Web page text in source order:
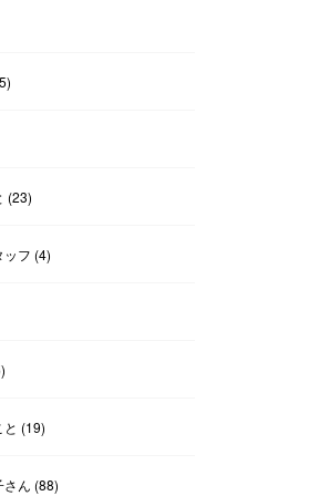
(23)
ッフ (4)
(19)
さん (88)